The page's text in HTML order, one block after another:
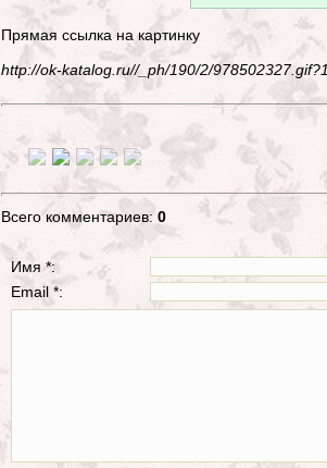
Прямая ссылка на картинку
http://ok-katalog.ru//_ph/190/2/
Всего комментариев: 0
Имя *:
Email *: